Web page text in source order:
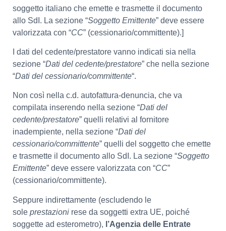
soggetto italiano che emette e trasmette il documento
allo SdI. La sezione “Soggetto Emittente” deve essere
valorizzata con “CC” (cessionario/committente).]
I dati del cedente/prestatore vanno indicati sia nella
sezione “Dati del cedente/prestatore” che nella sezione
“Dati del cessionario/committente“.
Non così nella c.d. autofattura-denuncia, che va
compilata inserendo nella sezione “Dati del
cedente/prestatore” quelli relativi al fornitore
inadempiente, nella sezione “Dati del
cessionario/committente” quelli del soggetto che emette
e trasmette il documento allo SdI. La sezione “Soggetto
Emittente” deve essere valorizzata con “CC”
(cessionario/committente).
Seppure indirettamente (escludendo le
sole prestazioni rese da soggetti extra UE, poiché
soggette ad esterometro), l’Agenzia delle Entrate